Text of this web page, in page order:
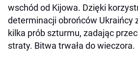
wschód od Kijowa. Dzięki
determinacji obrońców Ukraińcy
kilka prób szturmu, zadając
straty. Bitwa trwała do wieczora.